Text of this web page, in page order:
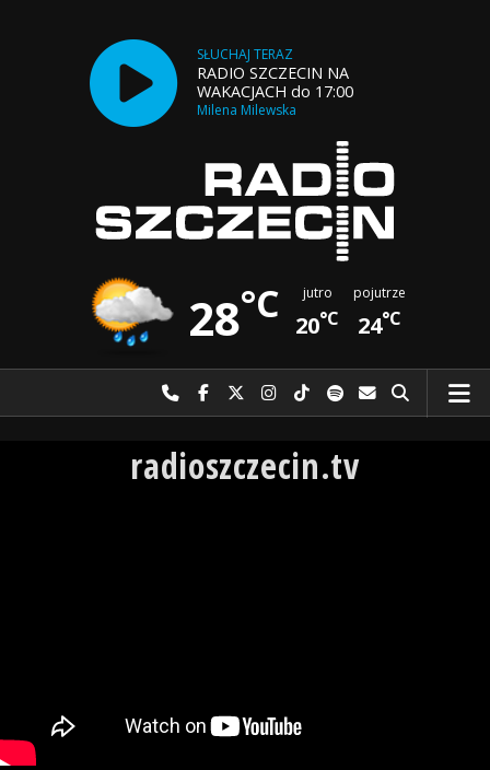
SŁUCHAJ TERAZ
RADIO SZCZECIN NA
WAKACJACH do 17:00
Milena Milewska
28°C jutro
20°C
pojutrze
24°C
Najlepiej po prostu do nas zadzwoń
Odwiedź nas na Facebook-u
Odwiedź nas na X
Odwiedź nas na Instagram-ie
Odwiedź nas na TikTok-u
Szukaj nas na Spotify
Wyślij do nas
Szukaj
radioszczecin.tv